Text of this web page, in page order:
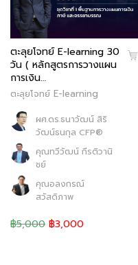
ตะลุยโจทย์ E-learning 30
วัน ( หลักสูตรการวางแผน
การเงิน…
ตะลุยโจทย์ E-learning
ผศ.ดร.ธนาวัฒน์ สิริ
วัฒน์ธนกุล CFP®
คุณทวีวัฒน์ กีรติวานิ
ชย์
คุณอลงกรณ์
สวัสดิภาพ
฿5,000 ฿3,000